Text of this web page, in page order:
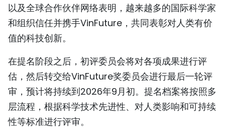
以及全球合作伙伴网络表明，越来越多的国际科学家
和组织信任并携手VinFuture，共同表彰对人类有价
值的科技创新。
在提名阶段之后，初评委员会将对各项成果进行评
估，然后转交给VinFuture奖委员会进行最后一轮评
审，预计将持续到2026年9月初。提名档案将按照多
层流程，根据科学技术先进性、对人类影响和可持续
性等标准进行评审。